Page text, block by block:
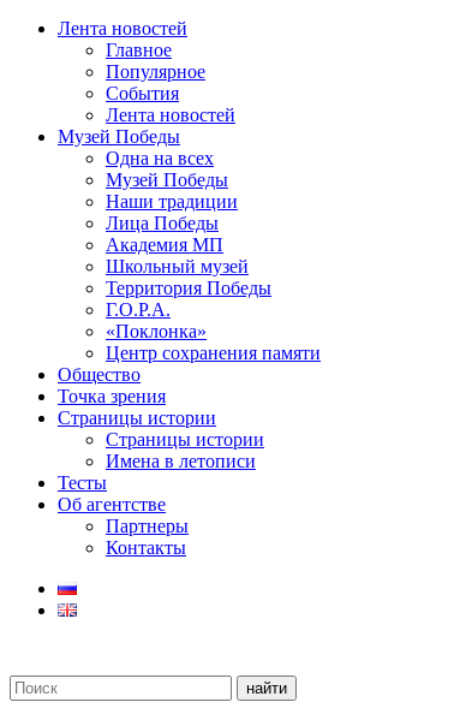
Лента новостей
Главное
Популярное
События
Лента новостей
Музей Победы
Одна на всех
Музей Победы
Наши традиции
Лица Победы
Академия МП
Школьный музей
Территория Победы
Г.О.Р.А.
«Поклонка»
Центр сохранения памяти
Общество
Точка зрения
Страницы истории
Страницы истории
Имена в летописи
Тесты
Об агентстве
Партнеры
Контакты